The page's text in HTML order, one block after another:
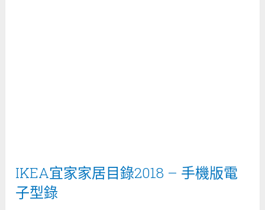
IKEA宜家家居目錄2018 – 手機版電
子型錄